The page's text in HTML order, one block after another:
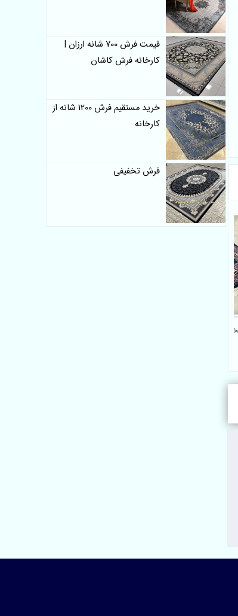
پخش انواع فرش پلی پروپیلن
قیمت فرش 700 شانه ارزان |
کارخانه فرش کاشان
خرید مستقیم فرش 1200 شانه از
کارخانه
فرش تخفیفی